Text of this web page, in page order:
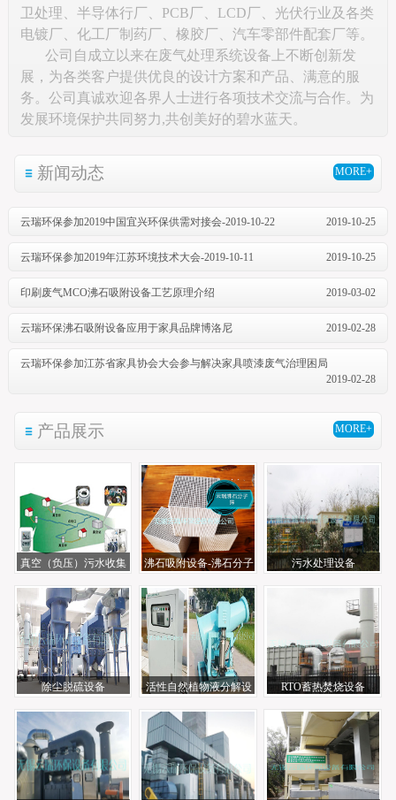
卫处理、半导体行厂、PCB厂、LCD厂、光伏行业及各类
电镀厂、化工厂制药厂、橡胶厂、汽车零部件配套厂等。
公司自成立以来在废气处理系统设备上不断创新发
展，为各类客户提供优良的设计方案和产品、满意的服
务。公司真诚欢迎各界人士进行各项技术交流与合作。为
发展环境保护共同努力,共创美好的碧水蓝天。
新闻动态 MORE+
云瑞环保参加2019中国宜兴环保供需对接会-2019-10-22 2019-10-25
云瑞环保参加2019年江苏环境技术大会-2019-10-11 2019-10-25
印刷废气MCO沸石吸附设备工艺原理介绍 2019-03-02
云瑞环保沸石吸附设备应用于家具品牌博洛尼 2019-02-28
云瑞环保参加江苏省家具协会大会参与解决家具喷漆废气治理困局
2019-02-28
产品展示 MORE+
真空（负压）污水收集
沸石吸附设备-沸石分子
污水处理设备
除尘脱硫设备
活性自然植物液分解设
RTO蓄热焚烧设备